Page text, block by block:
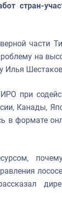
стран-
части
на
Илья
при
Канады,
в формате